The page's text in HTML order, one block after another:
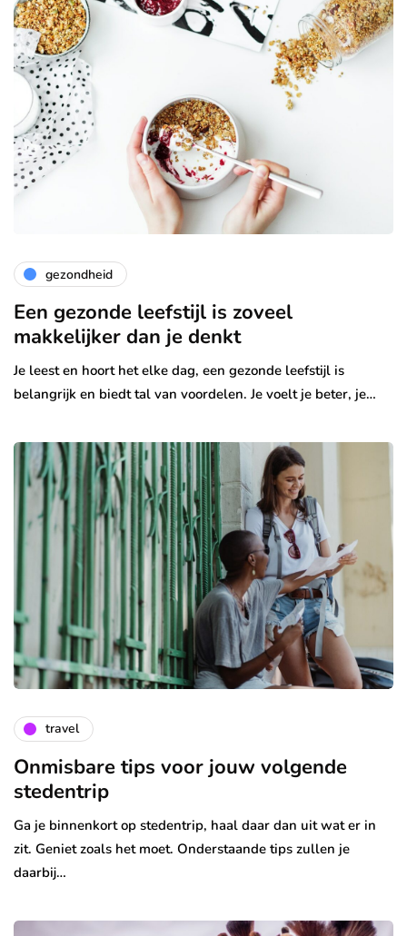
gezondheid
Een gezonde leefstijl is zoveel
makkelijker dan je denkt
Je leest en hoort het elke dag, een gezonde leefstijl is
belangrijk en biedt tal van voordelen. Je voelt je beter, je…
travel
Onmisbare tips voor jouw volgende
stedentrip
Ga je binnenkort op stedentrip, haal daar dan uit wat er in
zit. Geniet zoals het moet. Onderstaande tips zullen je
daarbij…